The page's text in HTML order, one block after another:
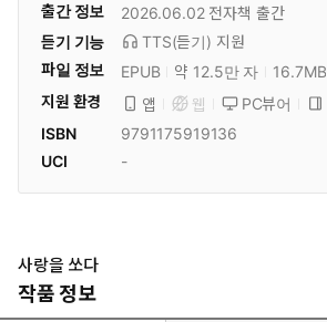
출간 정보 2026.06.02 전자책 출간
듣기 기능
TTS(듣기) 지원
파일 정보
EPUB 약 12.5만 자
16.7MB
지원 환경
앱 웹 PC뷰어
ISBN
9791175919136
UCI
-
사랑을 쏘다
작품 정보